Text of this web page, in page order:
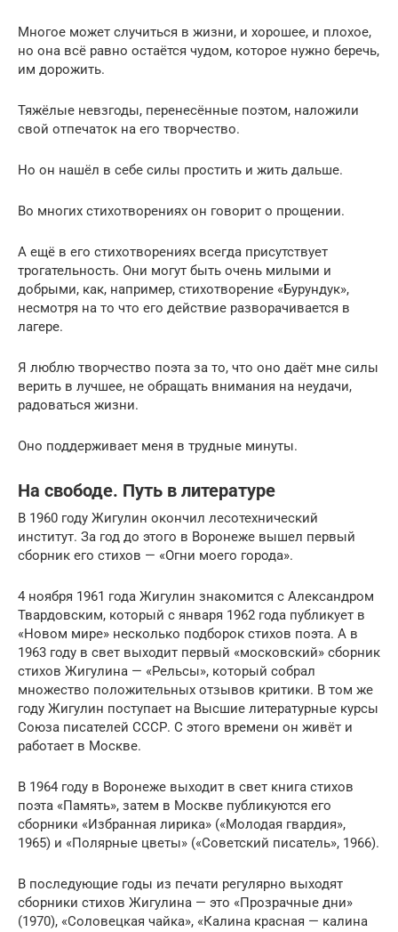
Многое может случиться в жизни, и хорошее, и плохое,
но она всё равно остаётся чудом, которое нужно беречь,
им дорожить.
Тяжёлые невзгоды, перенесённые поэтом, наложили
свой отпечаток на его творчество.
Но он нашёл в себе силы простить и жить дальше.
Во многих стихотворениях он говорит о прощении.
А ещё в его стихотворениях всегда присутствует
трогательность. Они могут быть очень милыми и
добрыми, как, например, стихотворение «Бурундук»,
несмотря на то что его действие разворачивается в
лагере.
Я люблю творчество поэта за то, что оно даёт мне силы
верить в лучшее, не обращать внимания на неудачи,
радоваться жизни.
Оно поддерживает меня в трудные минуты.
На свободе. Путь в литературе
В 1960 году Жигулин окончил лесотехнический
институт. За год до этого в Воронеже вышел первый
сборник его стихов — «Огни моего города».
4 ноября 1961 года Жигулин знакомится с Александром
Твардовским, который с января 1962 года публикует в
«Новом мире» несколько подборок стихов поэта. А в
1963 году в свет выходит первый «московский» сборник
стихов Жигулина — «Рельсы», который собрал
множество положительных отзывов критики. В том же
году Жигулин поступает на Высшие литературные курсы
Союза писателей СССР. С этого времени он живёт и
работает в Москве.
В 1964 году в Воронеже выходит в свет книга стихов
поэта «Память», затем в Москве публикуются его
сборники «Избранная лирика» («Молодая гвардия»,
1965) и «Полярные цветы» («Советский писатель», 1966).
В последующие годы из печати регулярно выходят
сборники стихов Жигулина — это «Прозрачные дни»
(1970), «Соловецкая чайка», «Калина красная — калина